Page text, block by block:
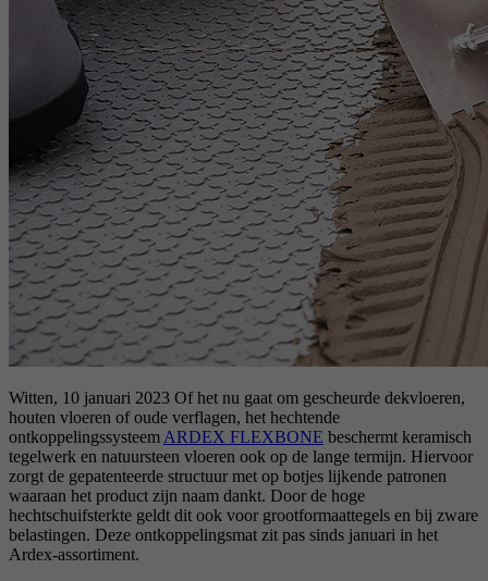
Witten, 10 januari 2023 Of het nu gaat om gescheurde dekvloeren,
houten vloeren of oude verflagen, het hechtende
ontkoppelingssysteem ARDEX FLEXBONE beschermt keramisch
tegelwerk en natuursteen vloeren ook op de lange termijn. Hiervoor
zorgt de gepatenteerde structuur met op botjes lijkende patronen
waaraan het product zijn naam dankt. Door de hoge
hechtschuifsterkte geldt dit ook voor grootformaattegels en bij zware
belastingen. Deze ontkoppelingsmat zit pas sinds januari in het
Ardex-assortiment.